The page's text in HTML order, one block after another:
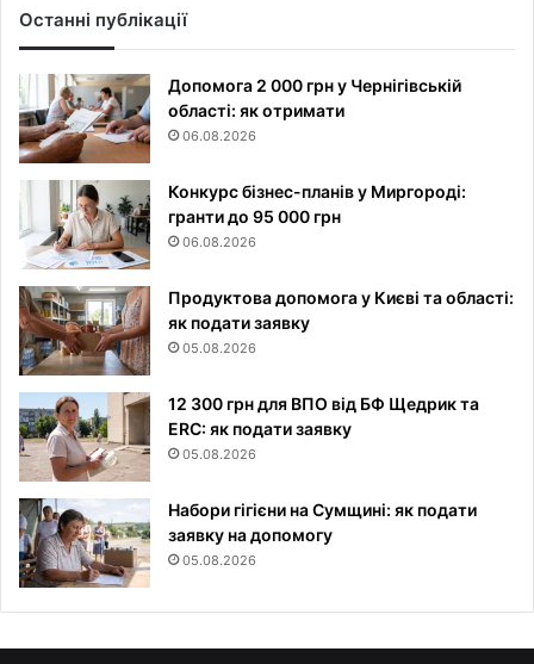
Останні публікації
Допомога 2 000 грн у Чернігівській
області: як отримати
06.08.2026
Конкурс бізнес-планів у Миргороді:
гранти до 95 000 грн
06.08.2026
Продуктова допомога у Києві та області:
як подати заявку
05.08.2026
12 300 грн для ВПО від БФ Щедрик та
ERC: як подати заявку
05.08.2026
Набори гігієни на Сумщині: як подати
заявку на допомогу
05.08.2026